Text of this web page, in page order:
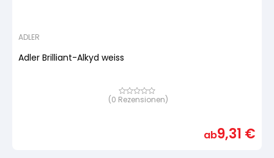
ADLER
Adler Brilliant-Alkyd weiss
Bewertet
(0 Rezensionen)
ab9,31 €